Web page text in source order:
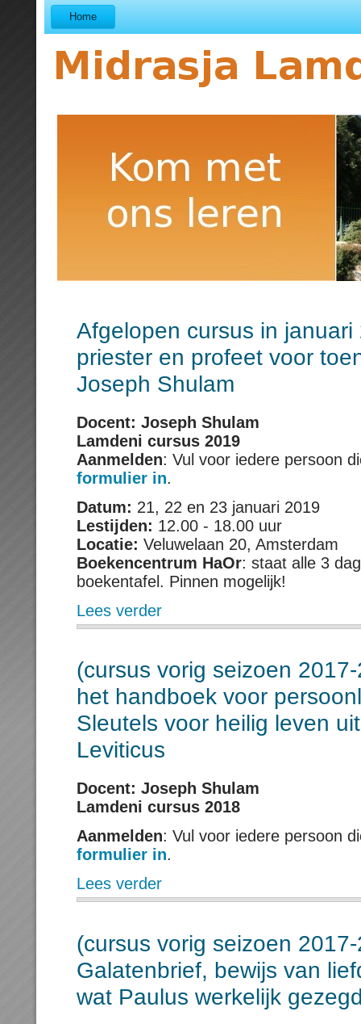
Home
Afgelopen cursus in
priester en profeet voor
Joseph Shulam
Docent: Joseph Shulam
Lamdeni cursus 2019
Aanmelden: Vul voor iedere persoon
formulier in.
Datum: 21, 22 en 23 januari 2019
Lestijden: 12.00 - 18.00 uur
Locatie: Veluwelaan 20, Amsterdam
Boekencentrum HaOr: staat alle 3
boekentafel. Pinnen mogelijk!
Lees verder
(cursus vorig seizoen
het handboek voor
Sleutels voor heilig leven
Leviticus
Docent: Joseph Shulam
Lamdeni cursus 2018
Aanmelden: Vul voor iedere persoon
formulier in.
Lees verder
(cursus vorig seizoen
Galatenbrief, bewijs van
wat Paulus werkelijk